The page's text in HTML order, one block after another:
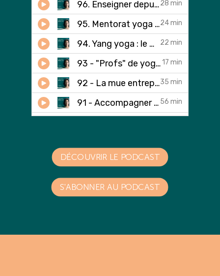
DÉCOUVRIR LE PODCAST
S'ABONNER AU PODCAST